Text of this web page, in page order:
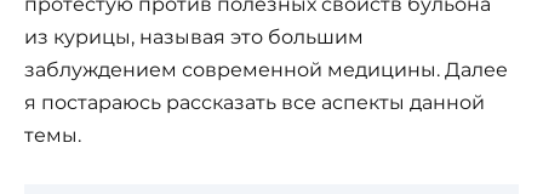
из курицы, называя это большим
заблуждением современной медицины. Далее
я постараюсь рассказать все аспекты данной
темы.